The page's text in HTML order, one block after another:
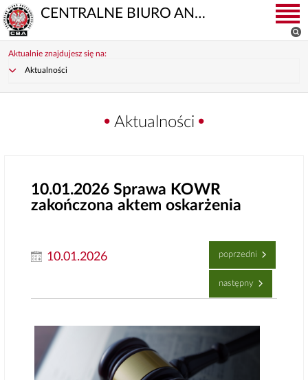
CENTRALNE BIURO ANTYKORUPCYJNE
Aktualnie znajdujesz się na:
Aktualności
Aktualności
10.01.2026 Sprawa KOWR
zakończona aktem oskarżenia
10.01.2026 poprzedni
następny